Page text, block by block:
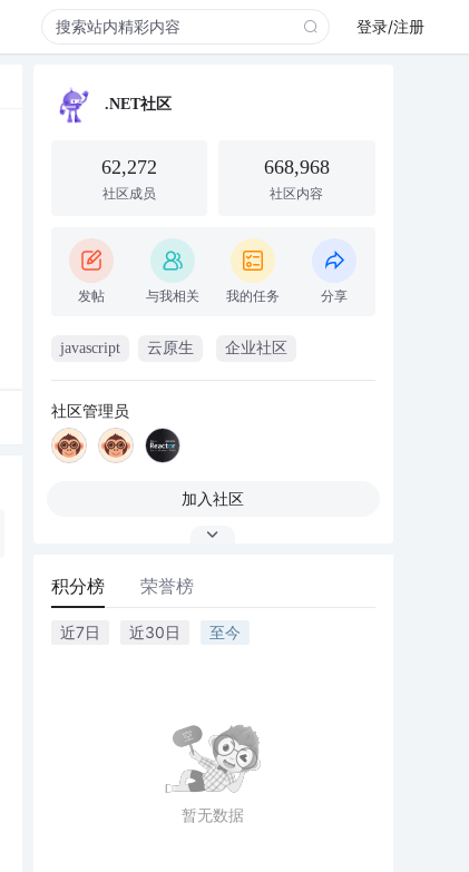
登录/注册
.NET社区
62,272
社区成员
668,968
社区内容
发帖 与我相关 我的任务 分享
javascript 云原生 企业社区
社区管理员
加入社区
积分榜 荣誉榜
近7日 近30日 至今
暂无数据